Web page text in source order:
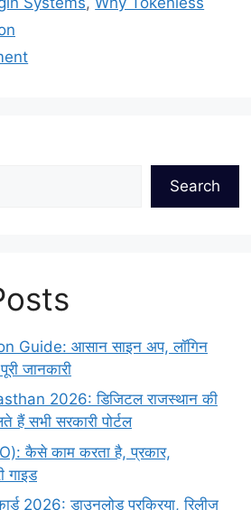
Search
Guide: आसान साइन अप, लॉगिन
जानकारी
2026: डिजिटल राजस्थान की
सभी सरकारी पोर्टल
कैसे काम करता है, प्रकार,
गाइड
2026: डाउनलोड प्रक्रिया, रिलीज